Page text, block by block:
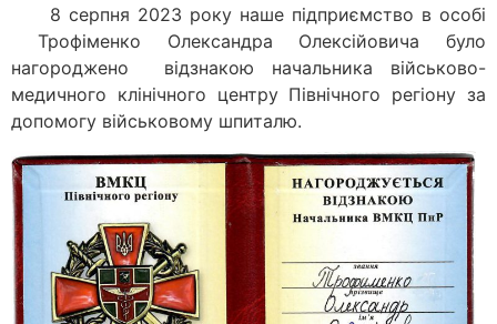
8 серпня 2023 року наше підприємство в особі
Трофіменко Олександра Олексійовича було
нагороджено відзнакою начальника військово-
медичного клінічного центру Північного регіону за
допомогу військовому шпиталю.